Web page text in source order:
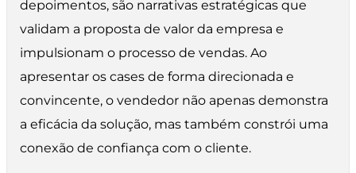
depoimentos, são narrativas estratégicas que
validam a proposta de valor da empresa e
impulsionam o processo de vendas. Ao
apresentar os cases de forma direcionada e
convincente, o vendedor não apenas demonstra
a eficácia da solução, mas também constrói uma
conexão de confiança com o cliente.